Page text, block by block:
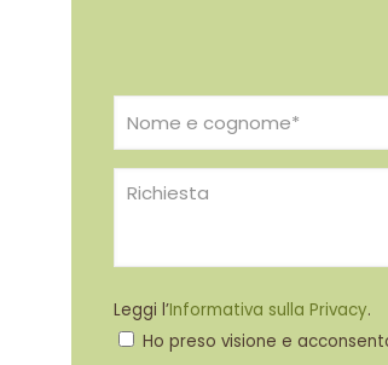
Leggi l’Informativa sulla Privacy.
Ho preso visione e